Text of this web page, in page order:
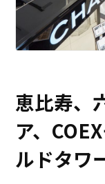
恵比寿、
ア、
ルドタワ